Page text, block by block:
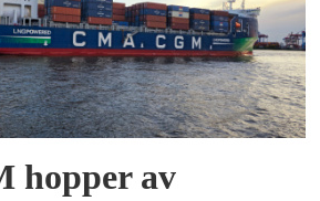
hopper av